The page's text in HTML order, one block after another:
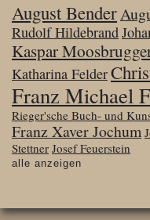
August Bender
Rudolf Hildebrand
Kaspar
Katharina Felder
Franz Michael
Rieger'sche Buch- und
Franz Xaver Jochum
Stettner Josef Feuerstein
alle anzeigen